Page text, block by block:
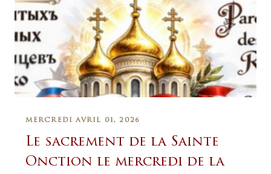
MERCREDI AVRIL 01, 2026
Le sacrement de la Sainte
Onction le mercredi de la